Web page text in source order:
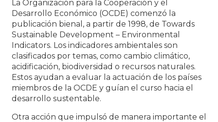
La Organización para la Cooperación y el
Desarrollo Económico (OCDE) comenzó la
publicación bienal, a partir de 1998, de Towards
Sustainable Development – Environmental
Indicators. Los indicadores ambientales son
clasificados por temas, como cambio climático,
acidificación, biodiversidad o recursos naturales.
Estos ayudan a evaluar la actuación de los países
miembros de la OCDE y guían el curso hacia el
desarrollo sustentable.
Otra acción que impulsó de manera importante el